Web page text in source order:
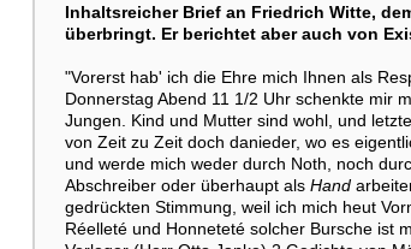
Inhaltsreicher Brief an Friedrich Witte,
überbringt. Er berichtet aber auch von
"Vorerst hab' ich die Ehre mich Ihnen als
Donnerstag Abend 11 1/2 Uhr schenkte mir
Jungen. Kind und Mutter sind wohl, und
von Zeit zu Zeit doch danieder, wo es
und werde mich weder durch Noth, noch
Abschreiber oder überhaupt als Hand
gedrückten Stimmung, weil ich mich heut
Réelleté und Honneteté solcher Bursche ist